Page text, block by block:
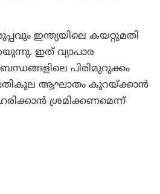
ഇന്ത്യയിലെ കയറ്റുമതി
ഇത് വ്യാപാര
പിരിമുറുക്കം
പ്രതികൂല ആഘാതം കുറയ്ക്കാൻ
ശ്രമിക്കണമെന്ന്